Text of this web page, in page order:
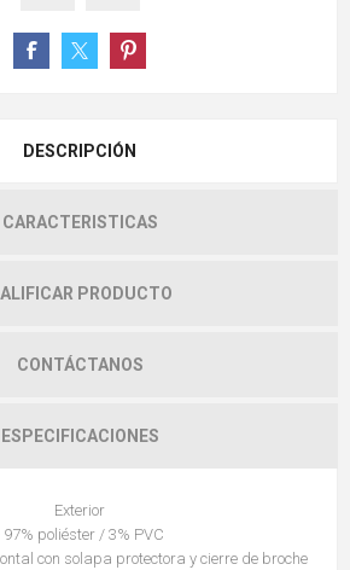
DESCRIPCIÓN
CARACTERISTICAS
PRODUCTO
CONTÁCTANOS
ESPECIFICACIONES
Exterior
97% poliéster / 3% PVC
con solapa protectora y cierre de broche